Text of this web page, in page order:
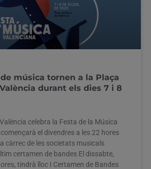
de música tornen a la Plaça
València durant els dies 7 i 8
celebra la Festa de la Música
començarà el divendres a les 22 hores
càrrec de les societats musicals
certamen de bandes El dissabte,
tindrà lloc I Certamen de Bandes